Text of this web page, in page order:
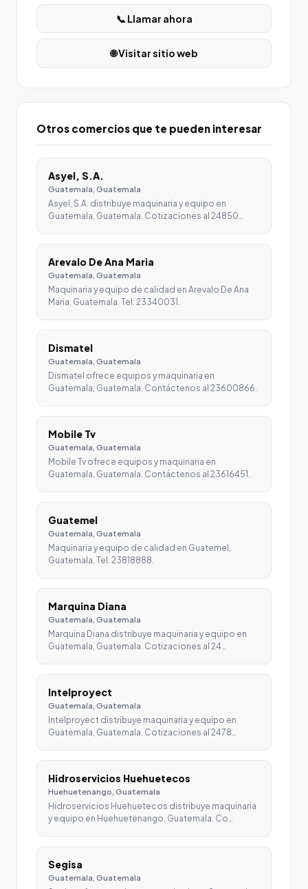
📞 Llamar ahora
🌐 Visitar sitio web
Otros comercios que te pueden interesar
Asyel, S.A.
Guatemala, Guatemala
Asyel, S.A. distribuye maquinaria y equipo en
Guatemala, Guatemala. Cotizaciones al 24850…
Arevalo De Ana Maria
Guatemala, Guatemala
Maquinaria y equipo de calidad en Arevalo De Ana
Maria, Guatemala. Tel: 23340031.
Dismatel
Guatemala, Guatemala
Dismatel ofrece equipos y maquinaria en
Guatemala, Guatemala. Contáctenos al 23600866.
Mobile Tv
Guatemala, Guatemala
Mobile Tv ofrece equipos y maquinaria en
Guatemala, Guatemala. Contáctenos al 23616451.
Guatemel
Guatemala, Guatemala
Maquinaria y equipo de calidad en Guatemel,
Guatemala. Tel: 23818888.
Marquina Diana
Guatemala, Guatemala
Marquina Diana distribuye maquinaria y equipo en
Guatemala, Guatemala. Cotizaciones al 24…
Intelproyect
Guatemala, Guatemala
Intelproyect distribuye maquinaria y equipo en
Guatemala, Guatemala. Cotizaciones al 2478…
Hidroservicios Huehuetecos
Huehuetenango, Guatemala
Hidroservicios Huehuetecos distribuye maquinaria
y equipo en Huehuetenango, Guatemala. Co…
Segisa
Guatemala, Guatemala